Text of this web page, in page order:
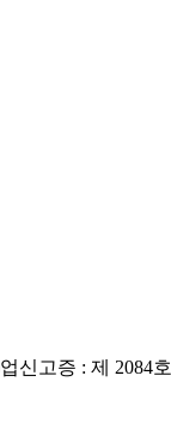
고증 : 제 2084호